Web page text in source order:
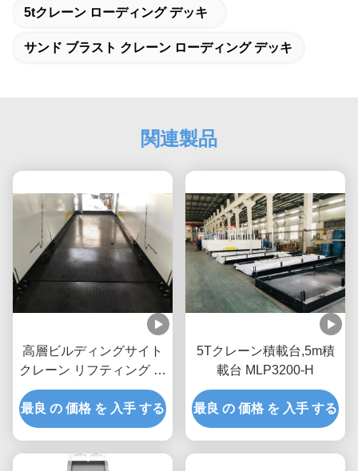
5tクレーン ローディング デッキ
サンド ブラスト クレーン ローディング デッキ
関連製品
高層ビルディングサイト
クレーン リフティング プ
ラットフォーム 引き上げ
2600mm 幅 MLP2600
最良 の 価格 を 入手 する
5Tクレーン積載台,5m積
載台 MLP3200-H
最良 の 価格 を 入手 する